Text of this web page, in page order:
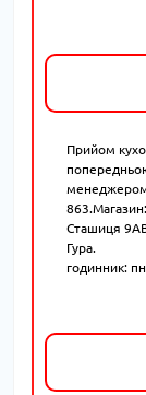
Прийом
Сташиця
Гура.
годинник: